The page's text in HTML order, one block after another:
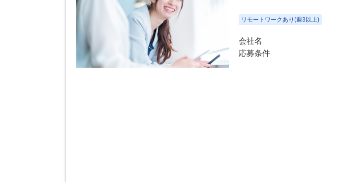
リモートワークあり(週3以上)
会社名
応募条件